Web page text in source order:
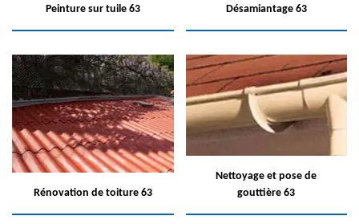
Peinture sur tuile 63 Désamiantage 63
Rénovation de toiture 63
Nettoyage et pose de
gouttière 63